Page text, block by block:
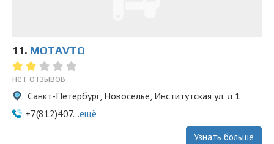
11. MOTAVTO
нет отзывов
Санкт-Петербург, Новоселье, Институтская ул. д.1
+7(812)407...ещё
Узнать больше